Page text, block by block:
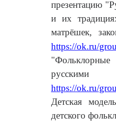
презентацию
и их
матрёшек,
https://ok.ru/
https://ok.ru/
Детская
детского